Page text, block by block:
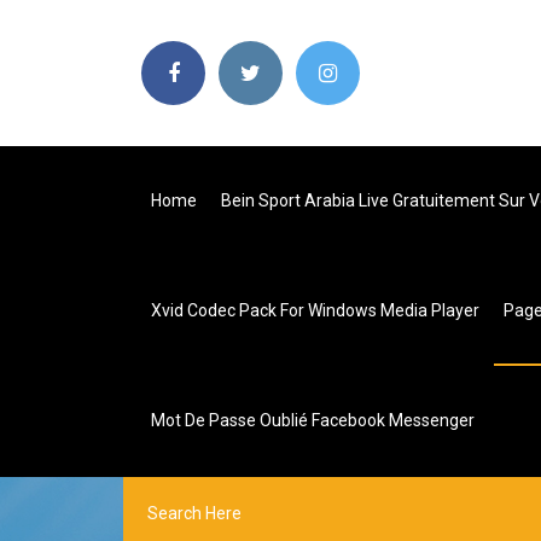
Home Bein Sport Arabia Live Gratuitement Sur
Xvid Codec Pack For Windows Media Player
Mot De Passe Oublié Facebook Messenger